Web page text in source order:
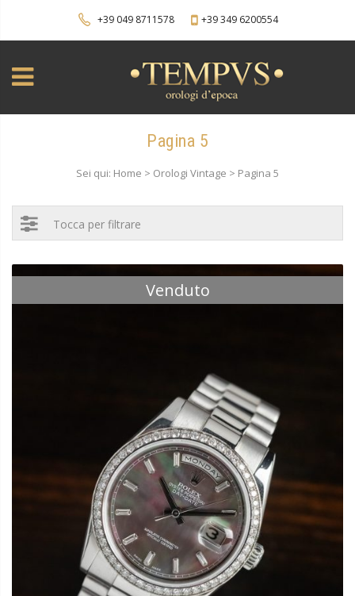
+39 049 8711578 +39 349 6200554
Pagina 5
Sei qui: Home > Orologi Vintage > Pagina 5
Tocca per filtrare
Venduto